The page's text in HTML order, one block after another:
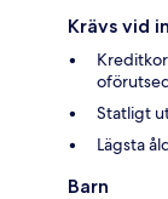
Krävs vid
Statligt
Lägsta
Barn